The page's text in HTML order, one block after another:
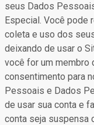
seus Dados
Especial. Você pode
coleta e uso dos
deixando de usar o
você for um membro
consentimento para
Pessoais e Dados
de usar sua conta e
conta seja suspensa